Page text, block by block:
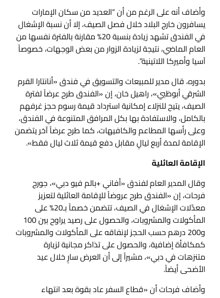
وأضاف أنه على الرغم من أن “العديد من سكان الإمارات
يسافرون خارج البلاد خلال فصل الصيف، إلا أن نسبة الإشغال
في الفندق تشهد زيادة بنسبة 20% مقارنة بالفترة نفسها من
العام الماضي، نتيجة لزيادة الزوار من بعض الوجهات، خصوصاً
آسيا وأميركا اللاتينية”.
بدوره، قال مدير للمبيعات والتسويق في فندق «أنانتارا القرم
الشرقي أبوظبي»، راهيل خان، إن «الفندق طرح عرضاً لفترة
الصيف، يتيح للنزلاء إمكانية استرداد قيمة رسوم حجز غرفهم
بالكامل، والاستفادة بها بكل المرافق المتنوعة في الفندق،
وعلى رأسها المطاعم والكافيهات، كما طرح عرضاً آخر يتضمن
الإقامة لمدة أربع ليالٍ مقابل دفع قيمة ثلاث ليال فقط».
الإقامة العائلية
وقال المدير العام لفندق «أفاني +بالم فيو دبي»، جورج
فرحات، إن «الفندق طرح عروضاً للإقامة العائلية لتعزيز
معدّلات الإشغال في الصيف، تتضمن خصماً بـ20% على
المأكولات والمشروبات، والحصول على رصيد يراوح بين 100
و200 درهم حسب الحجز لإنفاقه على المأكولات والمشروبات
كمكافأة إضافية، والحصول على تذاكر مجانية لزيارة
متنزهات في دبي»، مشيراً إلى أن العرض سارٍ خلال عيد
الأضحى أيضاً.
وأضاف فرحات أن «قطاع السفر عاد بقوة بعد انتهاء